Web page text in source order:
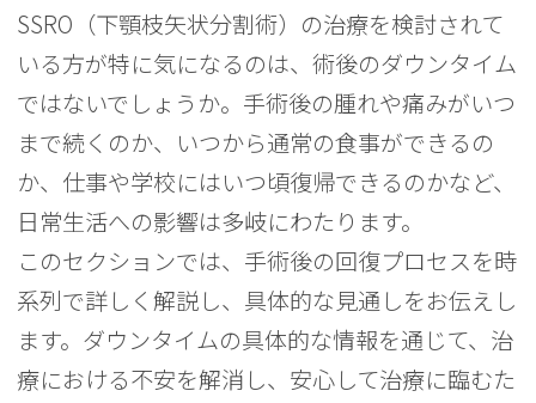
SSRO（下顎枝矢状分割術）の治療を検討されて
いる方が特に気になるのは、術後のダウンタイム
ではないでしょうか。手術後の腫れや痛みがいつ
まで続くのか、いつから通常の食事ができるの
か、仕事や学校にはいつ頃復帰できるのかなど、
日常生活への影響は多岐にわたります。
このセクションでは、手術後の回復プロセスを時
系列で詳しく解説し、具体的な見通しをお伝えし
ます。ダウンタイムの具体的な情報を通じて、治
療における不安を解消し、安心して治療に臨むた